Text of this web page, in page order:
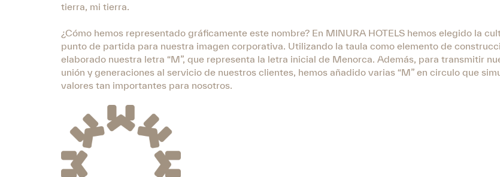
tierra, mi tierra.
¿Cómo hemos representado gráficamente este nombre? En MINURA HOTELS hemos elegido la
punto de partida para nuestra imagen corporativa. Utilizando la taula como elemento de
elaborado nuestra letra “M”, que representa la letra inicial de Menorca. Además, para transmitir
unión y generaciones al servicio de nuestros clientes, hemos añadido varias “M” en circulo que
valores tan importantes para nosotros.